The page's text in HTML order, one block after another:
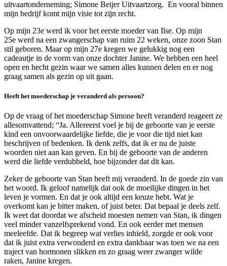
uitvaartonderneming; Simone Beijer Uitvaartzorg. En vooral binnen
mijn bedrijf komt mijn visie tot zijn recht.
Op mijn 23e werd ik voor het eerste moeder van Ilse. Op mijn
25e werd na een zwangerschap van ruim 22 weken, onze zoon Stan
stil geboren. Maar op mijn 27e kregen we gelukkig nog een
cadeautje in de vorm van onze dochter Janine. We hebben een heel
open en hecht gezin waar we samen alles kunnen delen en er nog
graag samen als gezin op uit gaan.
Heeft het moederschap je veranderd als persoon?
Op de vraag of het moederschap Simone heeft veranderd reageert ze
allesomvattend; “Ja. Allereerst voel je bij de geboorte van je eerste
kind een onvoorwaardelijke liefde, die je voor die tijd niet kan
beschrijven of bedenken. Ik denk zelfs, dat ik er nu de juiste
woorden niet aan kan geven. En bij de geboorte van de anderen
werd die liefde verdubbeld, hoe bijzonder dat dit kan.
Zeker de geboorte van Stan heeft mij veranderd. In de goede zin van
het woord. Ik geloof namelijk dat ook de moeilijke dingen in het
leven je vormen. En dat je ook altijd een keuze hebt. Wat je
overkomt kan je bitter maken, of juist beter. Dat bepaal je deels zelf.
Ik weet dat doordat we afscheid moesten nemen van Stan, ik dingen
veel minder vanzelfsprekend vond. En ook eerder met mensen
meeleefde. Dat ik begreep wat verlies inhield, zorgde er ook voor
dat ik juist extra verwonderd en extra dankbaar was toen we na een
traject van hormonen slikken en zo graag weer zwanger wilde
raken, Janine kregen.